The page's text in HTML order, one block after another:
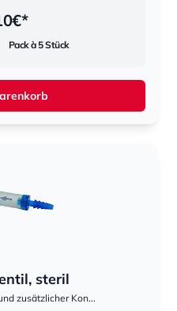
€*
Pack à 5 Stück
steril
zusätzlicher Kon...